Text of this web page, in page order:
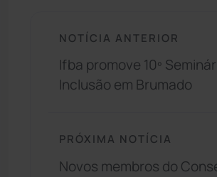
NOTÍCIA ANTERIOR
Ifba promove 10º
Inclusão em Brumado
PRÓXIMA NOTÍCIA
Novos membros do